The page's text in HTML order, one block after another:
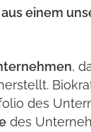
einem
,
des
des